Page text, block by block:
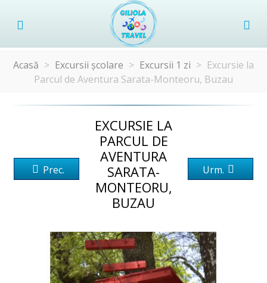
Acasă > Excursii școlare > Excursii 1 zi > Excursie la
Parcul de Aventura Sarata-Monteoru, Buzau
Prec.
EXCURSIE LA
PARCUL DE
AVENTURA
SARATA-
MONTEORU,
BUZAU
Urm.